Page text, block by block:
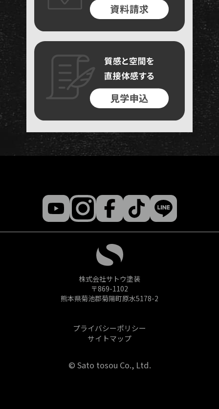
株式会社サトウ塗装
〒869-1102
熊本県菊池郡菊陽町原水5178-2
プライバシーポリシー
サイトマップ
© Sato tosou Co., Ltd.